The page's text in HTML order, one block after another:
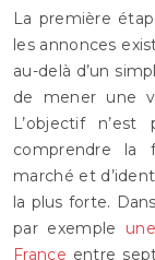
La première
les annonces
au-delà d’un
de mener une
L’objectif
comprendre la
marché et
la plus forte.
par exemple
France entre